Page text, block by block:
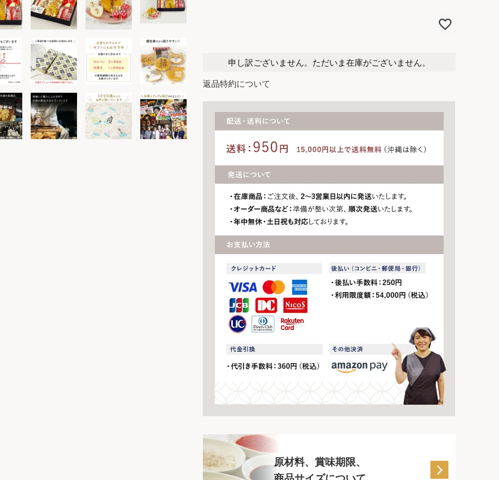
申し訳ございません。ただいま在庫がございません。
返品特約について
原材料、賞味期限、